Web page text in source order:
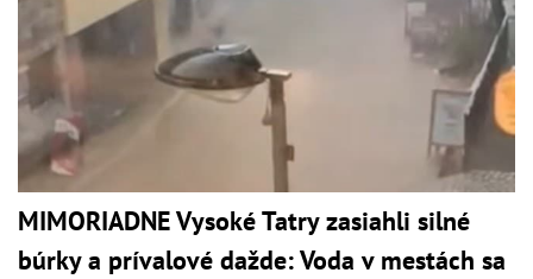
MIMORIADNE Vysoké Tatry zasiahli silné
búrky a prívalové dažde: Voda v mestách sa